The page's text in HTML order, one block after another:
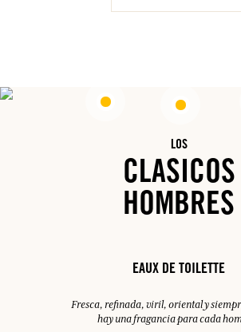
LOS
CLASICOS
HOMBRES
EAUX DE TOILETTE
Fresca, refinada, viril, oriental y
hay una fragancia para cada